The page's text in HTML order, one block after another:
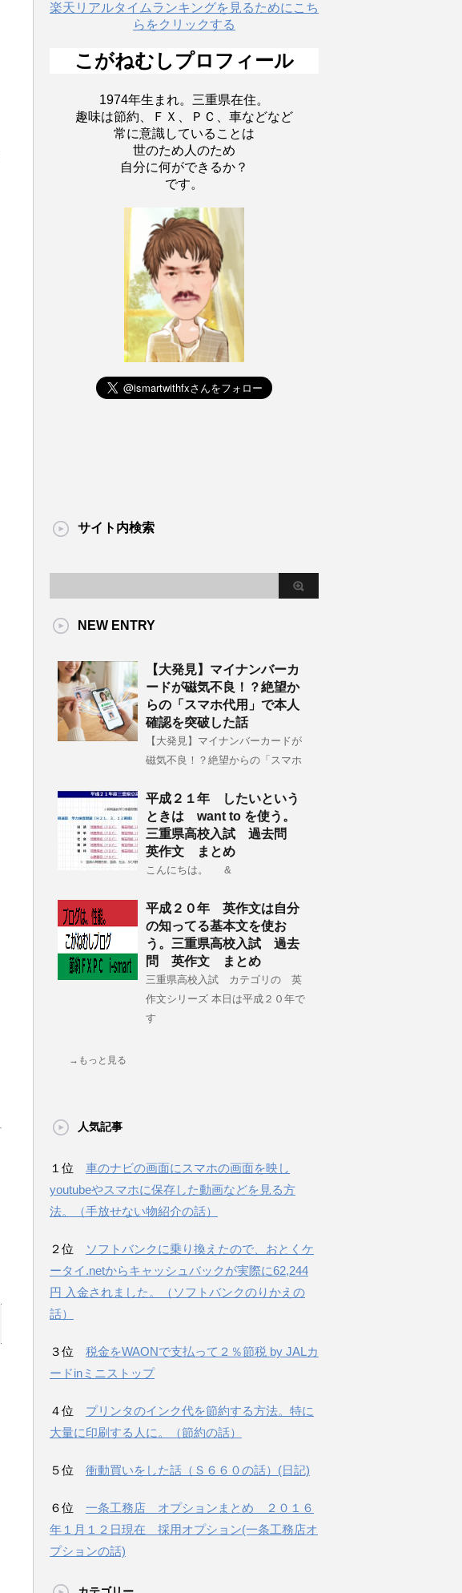
楽天リアルタイムランキングを見るためにこち
らをクリックする
こがねむしプロフィール
1974年生まれ。三重県在住。
趣味は節約、ＦＸ、ＰＣ、車などなど
常に意識していることは
世のため人のため
自分に何ができるか？
です。
サイト内検索
NEW ENTRY
【大発見】マイナンバーカ
ードが磁気不良！？絶望か
らの「スマホ代用」で本人
確認を突破した話
【大発見】マイナンバーカードが
磁気不良！？絶望からの「スマホ
平成２１年 したいという
ときは want to を使う。
三重県高校入試 過去問
英作文 まとめ
こんにちは。 &
平成２０年 英作文は自分
の知ってる基本文を使お
う。三重県高校入試 過去
問 英作文 まとめ
三重県高校入試 カテゴリの 英
作文シリーズ 本日は平成２０年で
す
→もっと見る
人気記事
１位 車のナビの画面にスマホの画面を映し
youtubeやスマホに保存した動画などを見る方
法。（手放せない物紹介の話）
２位
ソフトバンクに乗り換えたので、おとくケ
ータイ.netからキャッシュバックが実際に62,244
円 入金されました。（ソフトバンクのりかえの
話）
３位 税金をWAONで支払って２％節税 by JALカ
ードinミニストップ
４位 プリンタのインク代を節約する方法。特に
大量に印刷する人に。（節約の話）
５位 衝動買いをした話（Ｓ６６０の話）(日記)
６位 一条工務店 オプションまとめ ２０１６
年１月１２日現在 採用オプション(一条工務店オ
プションの話)